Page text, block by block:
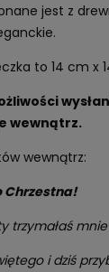
jest z
to 14 cm x
wewnątrz.
wewnątrz:
Chrzestna!
trzymałaś mnie
i dziś